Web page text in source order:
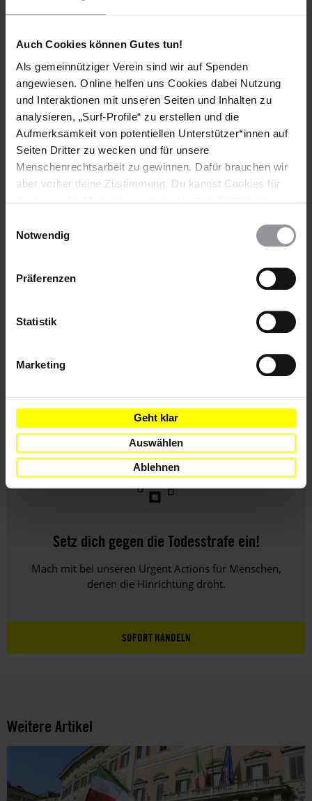
Auch Cookies können Gutes tun!
Als gemeinnütziger Verein sind wir auf Spenden
angewiesen. Online helfen uns Cookies dabei Nutzung
und Interaktionen mit unseren Seiten und Inhalten zu
analysieren, „Surf-Profile“ zu erstellen und die
Aufmerksamkeit von potentiellen Unterstützer*innen auf
Seiten Dritter zu wecken und für unsere
Menschenrechtsarbeit zu gewinnen. Dafür brauchen wir
aber vorher deine Zustimmung. Du kannst Cookies für
wieder ändern. Diesen Banner kannst Du über den Link
Notwendig
Präferenzen
Statistik
Marketing
Geht klar
Auswählen
Ablehnen
die Menschlichkeit an Rohingya und benennt Verantwortliche
aus den obersten Rängen von Militär und Polizei.
Schlagworte
THEMEN
Setz dich gegen die Todesstrafe ein!
Mach mit bei unseren Urgent Actions für Menschen,
denen die Hinrichtung droht.
SOFORT HANDELN
Weitere Artikel